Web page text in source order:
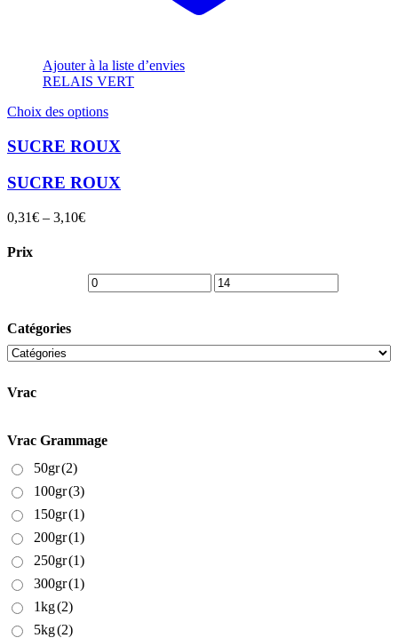
Ajouter à la liste d’envies
RELAIS VERT
Choix des optionsCe
a
variations.
Les
sur
SUCRE ROUX
SUCRE ROUX
0,31€ – 3,10€
Prix
Catégories
Vrac
Vrac Grammage
50gr(2)
100gr(3)
150gr(1)
200gr(1)
250gr(1)
300gr(1)
1kg(2)
5kg(2)